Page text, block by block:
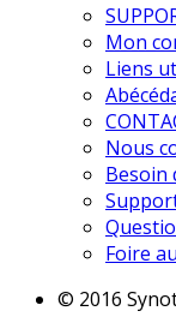
Mon
Liens
Nous
Besoin
Foire
© 2016